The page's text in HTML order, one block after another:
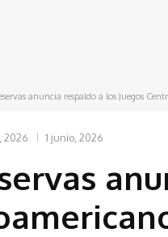
anuncia respaldo a los Juegos
2026 1 junio, 2026